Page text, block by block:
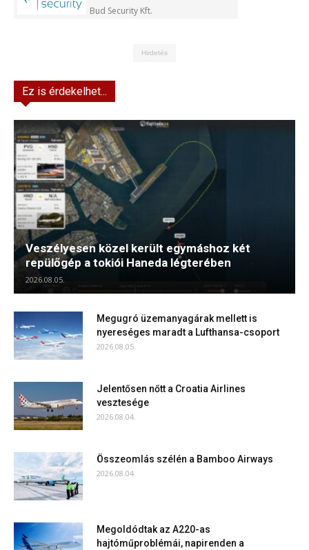
Bud Security Kft.
Hirdetés
Ez is érdekelhet...
Veszélyesen közel került egymáshoz két
repülőgép a tokiói Haneda légterében
2026.08.05.
Megugró üzemanyagárak mellett is
nyereséges maradt a Lufthansa-csoport
2026.08.05.
Jelentősen nőtt a Croatia Airlines
vesztesége
2026.08.04.
Összeomlás szélén a Bamboo Airways
2026.08.04.
Megoldódtak az A220-as
hajtóműproblémái, napirenden a